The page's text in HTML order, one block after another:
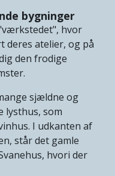
bygninger
hvor
deres atelier, og på
den frodige
sjældne og
lysthus, som
I udkanten af
står det gamle
hvori der